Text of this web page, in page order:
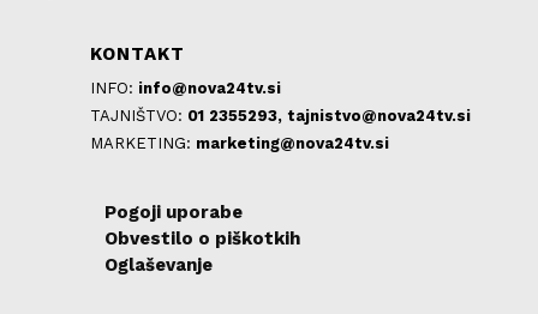
KONTAKT
INFO: info@nova24tv.si
TAJNIŠTVO: 01 2355293, tajnistvo@nova24tv.si
MARKETING: marketing@nova24tv.si
Pogoji uporabe
Obvestilo o piškotkih
Oglaševanje